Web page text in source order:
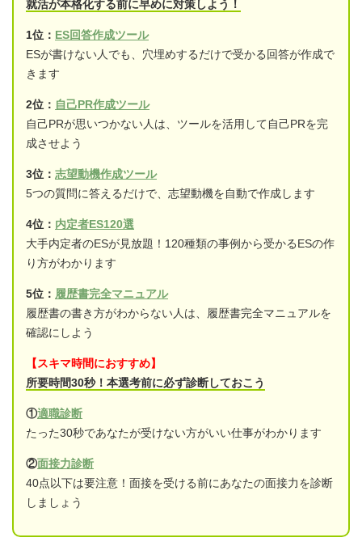
就活が本格化する前に早めに対策しよう！
1位： ES回答作成ツール
ESが書けない人でも、穴埋めするだけで受かる回答が作成で
きます
2位： 自己PR作成ツール
自己PRが思いつかない人は、ツールを活用して自己PRを完
成させよう
3位： 志望動機作成ツール
5つの質問に答えるだけで、志望動機を自動で作成します
4位： 内定者ES120選
大手内定者のESが見放題！120種類の事例から受かるESの作
り方がわかります
5位： 履歴書完全マニュアル
履歴書の書き方がわからない人は、履歴書完全マニュアルを
確認にしよう
【スキマ時間におすすめ】
所要時間30秒！本選考前に必ず診断しておこう
①適職診断
たった30秒であなたが受けない方がいい仕事がわかります
②面接力診断
40点以下は要注意！面接を受ける前にあなたの面接力を診断
しましょう